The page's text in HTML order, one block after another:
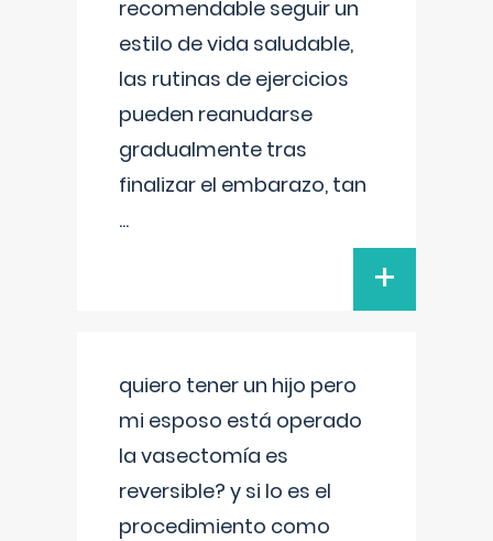
recomendable seguir un
estilo de vida saludable,
las rutinas de ejercicios
pueden reanudarse
gradualmente tras
finalizar el embarazo, tan
...
+
quiero tener un hijo pero
mi esposo está operado
la vasectomía es
reversible? y si lo es el
procedimiento como